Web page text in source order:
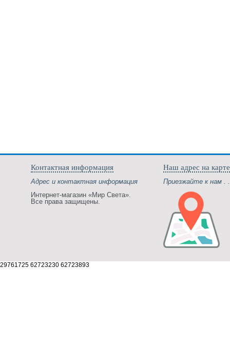
Контактная информация
Адрес и контактная информация
Интернет-магазин «Мир Света».
Все права защищены.
Наш адрес на карте
Приезжайте к нам .
29761725 62723230 62723893